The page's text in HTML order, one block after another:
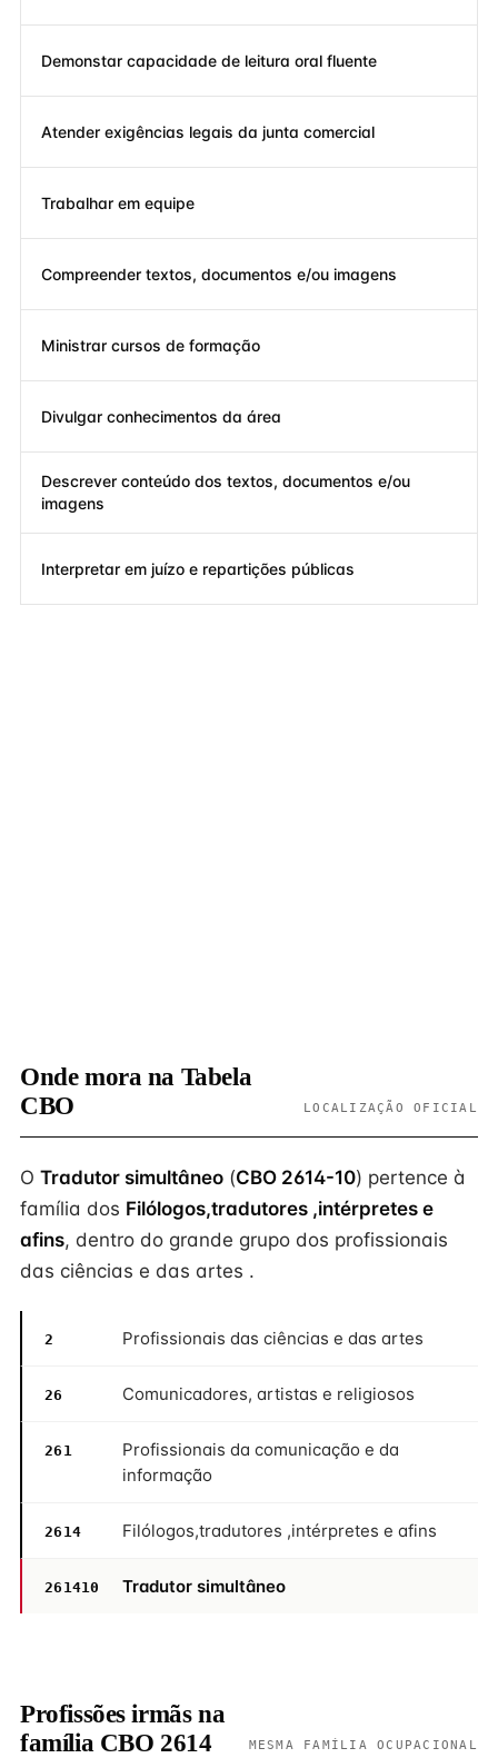
Demonstar capacidade de leitura oral fluente
Atender exigências legais da junta comercial
Trabalhar em equipe
Compreender textos, documentos e/ou imagens
Ministrar cursos de formação
Divulgar conhecimentos da área
Descrever conteúdo dos textos, documentos e/ou
imagens
Interpretar em juízo e repartições públicas
Onde mora na Tabela
CBO
LOCALIZAÇÃO OFICIAL
O Tradutor simultâneo (CBO 2614-10) pertence à
família dos Filólogos,tradutores ,intérpretes e
afins, dentro do grande grupo dos profissionais
das ciências e das artes .
2 Profissionais das ciências e das artes
26 Comunicadores, artistas e religiosos
261
Profissionais da comunicação e da
informação
2614 Filólogos,tradutores ,intérpretes e afins
261410 Tradutor simultâneo
Profissões irmãs na
família CBO 2614
MESMA FAMÍLIA OCUPACIONAL